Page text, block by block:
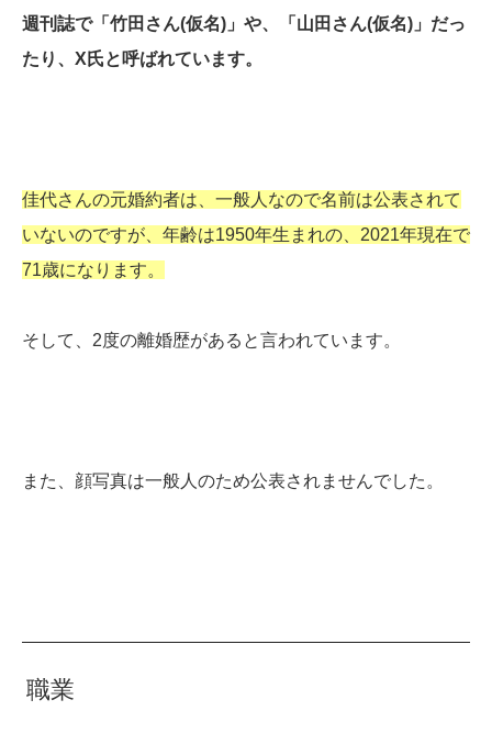
週刊誌で「竹田さん(仮名)」や、「山田さん(仮名)」だっ
たり、X氏と呼ばれています。
佳代さんの元婚約者は、一般人なので名前は公表されて
いないのですが、年齢は1950年生まれの、2021年現在で
71歳になります。
そして、2度の離婚歴があると言われています。
また、顔写真は一般人のため公表されませんでした。
職業